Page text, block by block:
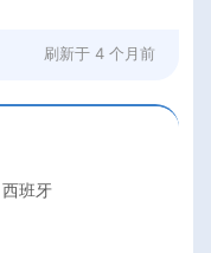
刷新于 4 个月前
西班牙